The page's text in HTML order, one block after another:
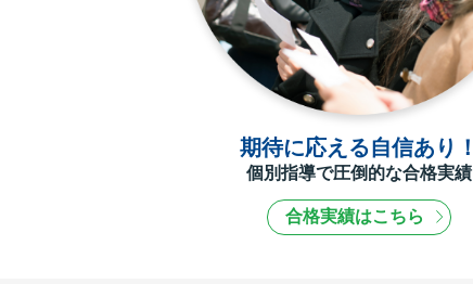
期待に応える自信あり！
個別指導で圧倒的な合格実績
合格実績はこちら